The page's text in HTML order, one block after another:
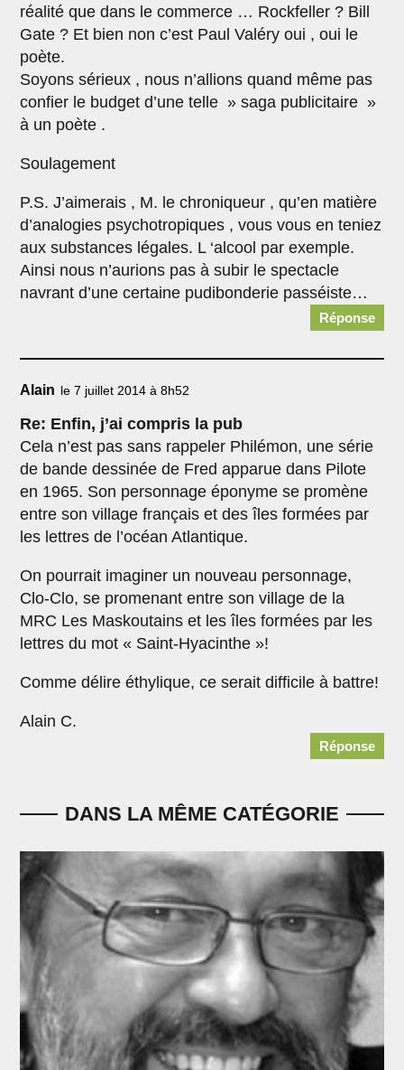
réalité que dans le commerce … Rockfeller ? Bill
Gate ? Et bien non c’est Paul Valéry oui , oui le
poète.
Soyons sérieux , nous n’allions quand même pas
confier le budget d’une telle » saga publicitaire »
à un poète .
Soulagement
P.S. J’aimerais , M. le chroniqueur , qu’en matière
d’analogies psychotropiques , vous vous en teniez
aux substances légales. L ‘alcool par exemple.
Ainsi nous n’aurions pas à subir le spectacle
navrant d’une certaine pudibonderie passéiste…
Réponse
Alain le 7 juillet 2014 à 8h52
Re: Enfin, j’ai compris la pub
Cela n’est pas sans rappeler Philémon, une série
de bande dessinée de Fred apparue dans Pilote
en 1965. Son personnage éponyme se promène
entre son village français et des îles formées par
les lettres de l’océan Atlantique.
On pourrait imaginer un nouveau personnage,
Clo-Clo, se promenant entre son village de la
MRC Les Maskoutains et les îles formées par les
lettres du mot « Saint-Hyacinthe »!
Comme délire éthylique, ce serait difficile à battre!
Alain C.
Réponse
DANS LA MÊME CATÉGORIE